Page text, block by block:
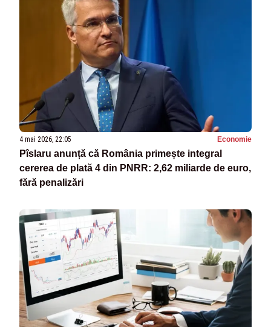
4 mai 2026, 22:05 Economie
Pîslaru anunță că România primește integral
cererea de plată 4 din PNRR: 2,62 miliarde de euro,
fără penalizări